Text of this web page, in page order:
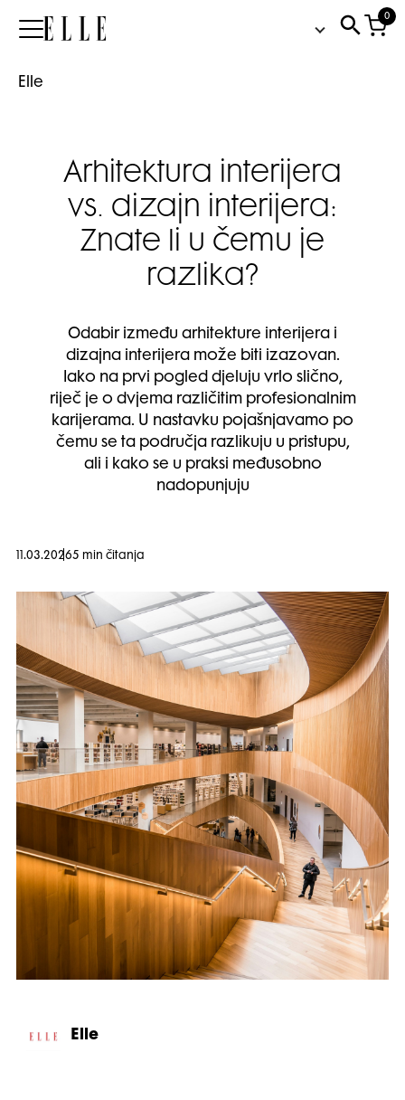
Elle
0
Elle
Arhitektura interijera
vs. dizajn interijera:
Znate li u čemu je
razlika?
Odabir između arhitekture interijera i
dizajna interijera može biti izazovan.
Iako na prvi pogled djeluju vrlo slično,
riječ je o dvjema različitim profesionalnim
karijerama. U nastavku pojašnjavamo po
čemu se ta područja razlikuju u pristupu,
ali i kako se u praksi međusobno
nadopunjuju
11.03.20265 min čitanja
Elle